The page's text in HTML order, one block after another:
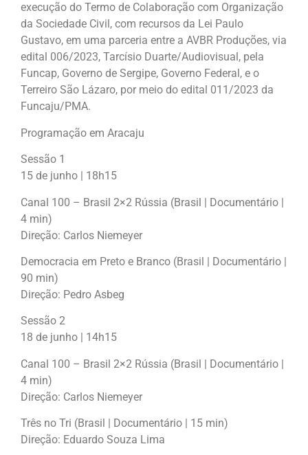
execução do Termo de Colaboração com Organização
da Sociedade Civil, com recursos da Lei Paulo
Gustavo, em uma parceria entre a AVBR Produções, via
edital 006/2023, Tarcísio Duarte/Audiovisual, pela
Funcap, Governo de Sergipe, Governo Federal, e o
Terreiro São Lázaro, por meio do edital 011/2023 da
Funcaju/PMA.
Programação em Aracaju
Sessão 1
15 de junho | 18h15
Canal 100 – Brasil 2×2 Rússia (Brasil | Documentário |
4 min)
Direção: Carlos Niemeyer
Democracia em Preto e Branco (Brasil | Documentário |
90 min)
Direção: Pedro Asbeg
Sessão 2
18 de junho | 14h15
Canal 100 – Brasil 2×2 Rússia (Brasil | Documentário |
4 min)
Direção: Carlos Niemeyer
Três no Tri (Brasil | Documentário | 15 min)
Direção: Eduardo Souza Lima